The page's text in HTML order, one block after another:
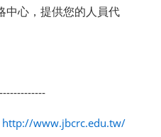
中心，提供您的人員代
http://www.jbcrc.edu.tw/